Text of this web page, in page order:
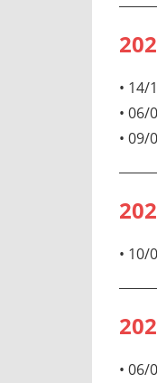
• 14/
• 06/
• 09/
• 10/
• 06/